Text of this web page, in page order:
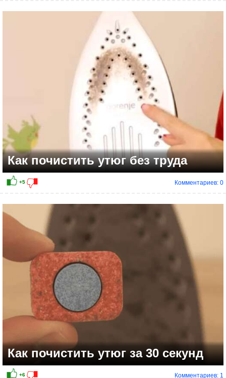
+6
Как почистить утюг без труда
Комментариев: 0
Как почистить утюг за 30 секунд
Комментариев: 1